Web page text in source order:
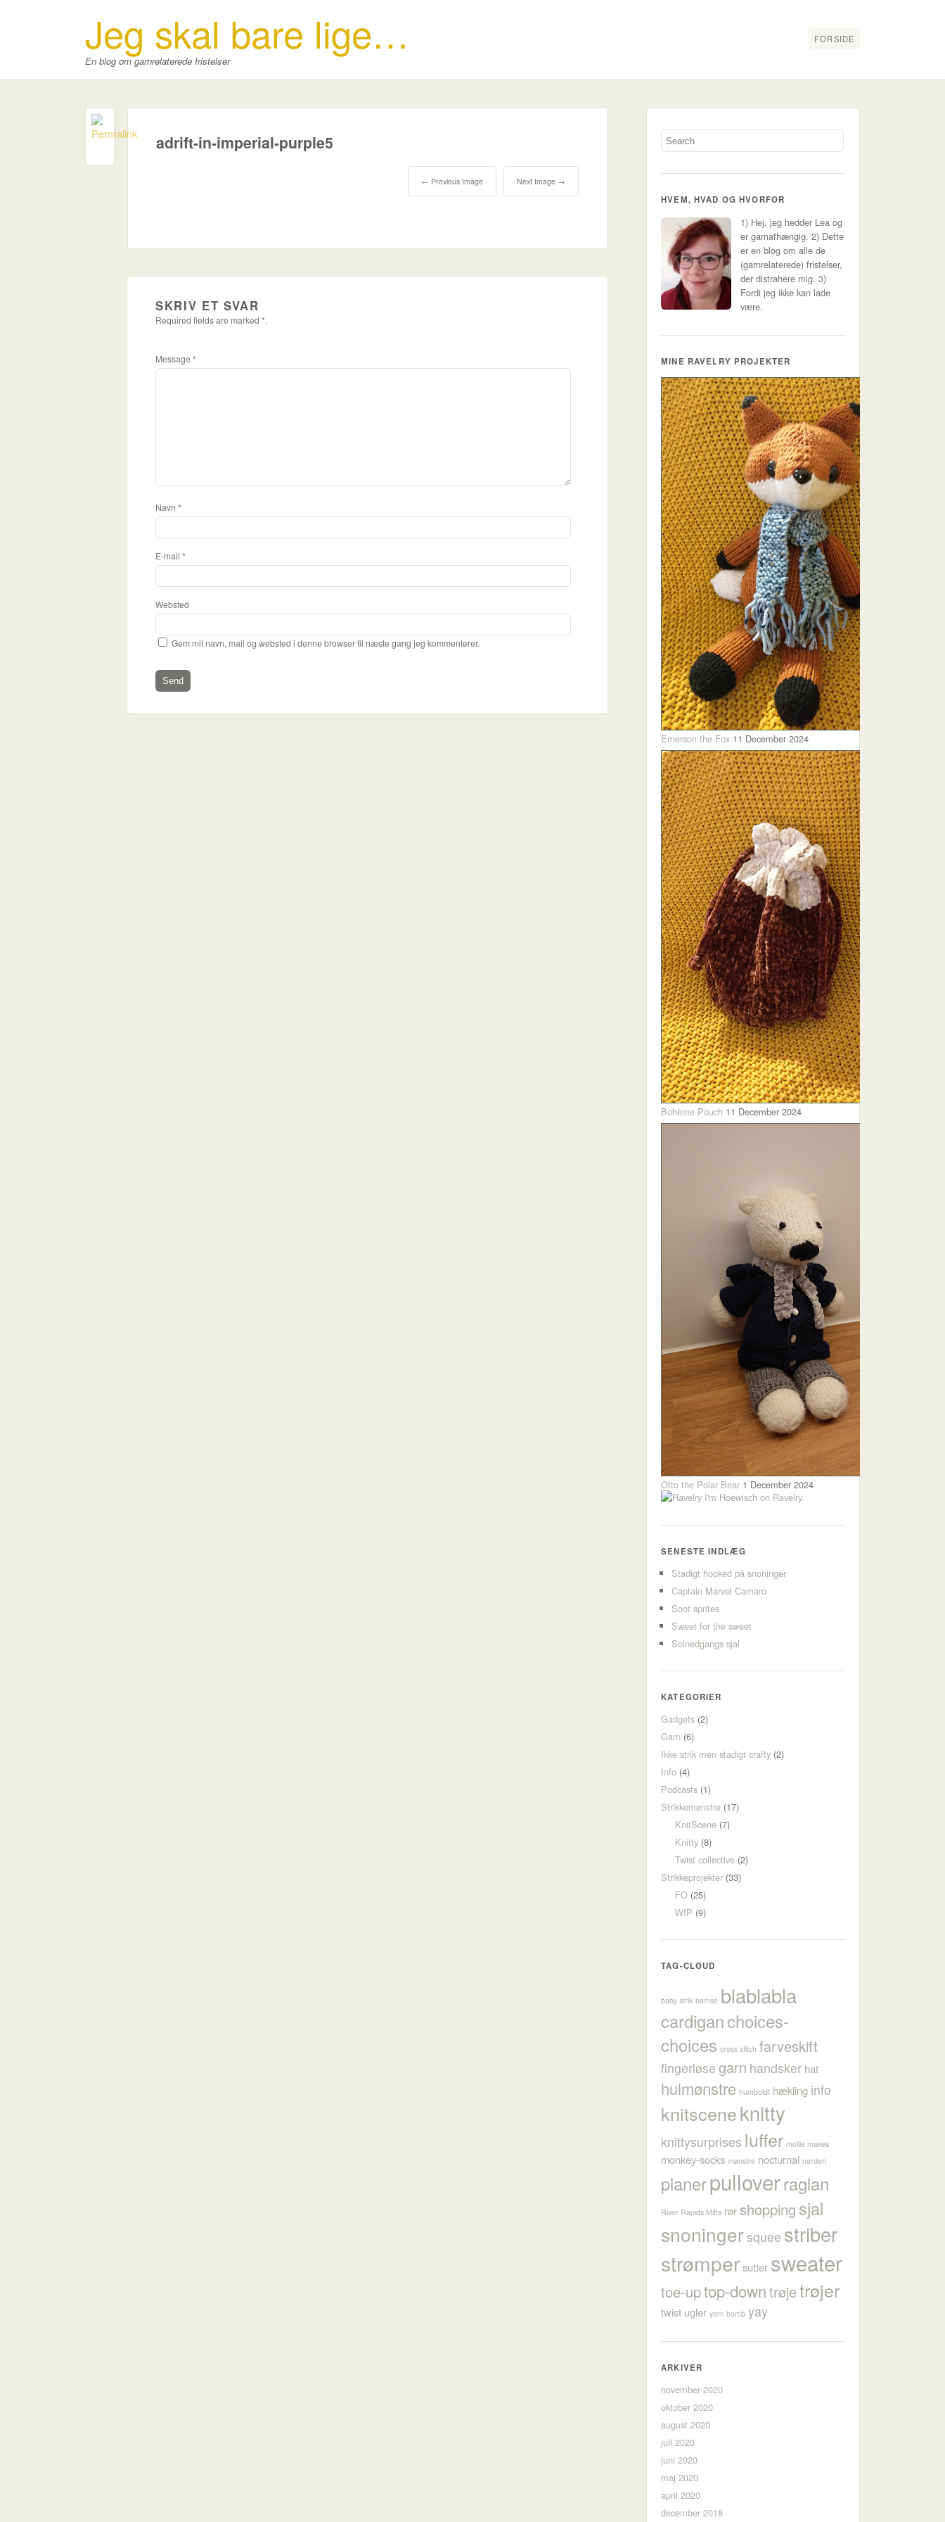
Jeg skal bare lige…
En blog om garnrelaterede fristelser
FORSIDE
adrift-in-imperial-purple5
Next Image →
← Previous Image
SKRIV ET SVAR
Required fields are marked *.
Message*
Navn *
E-mail *
Websted
Gem mit navn, mail og websted i denne browser til næste gang jeg kommenterer.
HVEM, HVAD OG HVORFOR
1) Hej, jeg hedder Lea og
er garnafhængig. 2) Dette
er en blog om alle de
(garnrelaterede) fristelser,
der distrahere mig. 3)
Fordi jeg ikke kan lade
være.
MINE RAVELRY PROJEKTER
Emerson the Fox 11 December 2024
Bohème Pouch 11 December 2024
Otto the Polar Bear 1 December 2024
I'm Hoewisch on Ravelry.
SENESTE INDLÆG
Stadigt hooked på snoninger
Captain Marvel Camaro
Soot sprites
Sweet for the sweet
Solnedgangs sjal
KATEGORIER
Gadgets (2)
Garn (6)
Ikke strik men stadigt crafty (2)
Info (4)
Podcasts (1)
Strikkemønstre (17)
KnitScene (7)
Knitty (8)
Twist collective (2)
Strikkeprojekter (33)
FO (25)
WIP (9)
TAG-CLOUD
baby strik bamse blablabla
cardiganchoices-
choices cross stitch farveskift
fingerløse garn handsker hat
hulmønstre humboldt hækling info
knitsceneknitty
knittysurprises luffer mollie makes
monkey-socks mønstre nocturnal nørderi
planerpulloverraglan
River Rapids Mitts rør shopping sjal
snoningersquee striber
strømper sutter sweater
toe-uptop-downtrøjetrøjer
twist ugler yarn bomb yay
ARKIVER
november 2020
oktober 2020
august 2020
juli 2020
juni 2020
maj 2020
april 2020
december 2018